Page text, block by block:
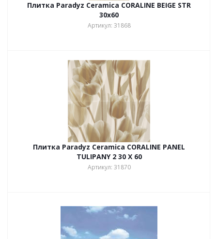
Плитка Paradyz Ceramica CORALINE BEIGE STR
30х60
Артикул: 31868
Плитка Paradyz Ceramica CORALINE PANEL
TULIPANY 2 30 X 60
Артикул: 31870